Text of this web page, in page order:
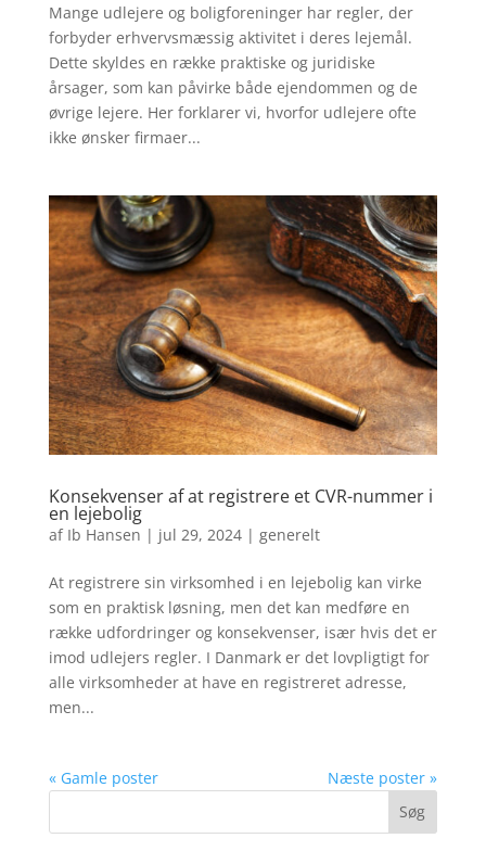
Mange udlejere og boligforeninger har regler, der
forbyder erhvervsmæssig aktivitet i deres lejemål.
Dette skyldes en række praktiske og juridiske
årsager, som kan påvirke både ejendommen og de
øvrige lejere. Her forklarer vi, hvorfor udlejere ofte
ikke ønsker firmaer...
Konsekvenser af at registrere et CVR-nummer i
en lejebolig
af Ib Hansen | jul 29, 2024| generelt
At registrere sin virksomhed i en lejebolig kan virke
som en praktisk løsning, men det kan medføre en
række udfordringer og konsekvenser, især hvis det er
imod udlejers regler. I Danmark er det lovpligtigt for
alle virksomheder at have en registreret adresse,
men...
« Gamle poster Næste poster »